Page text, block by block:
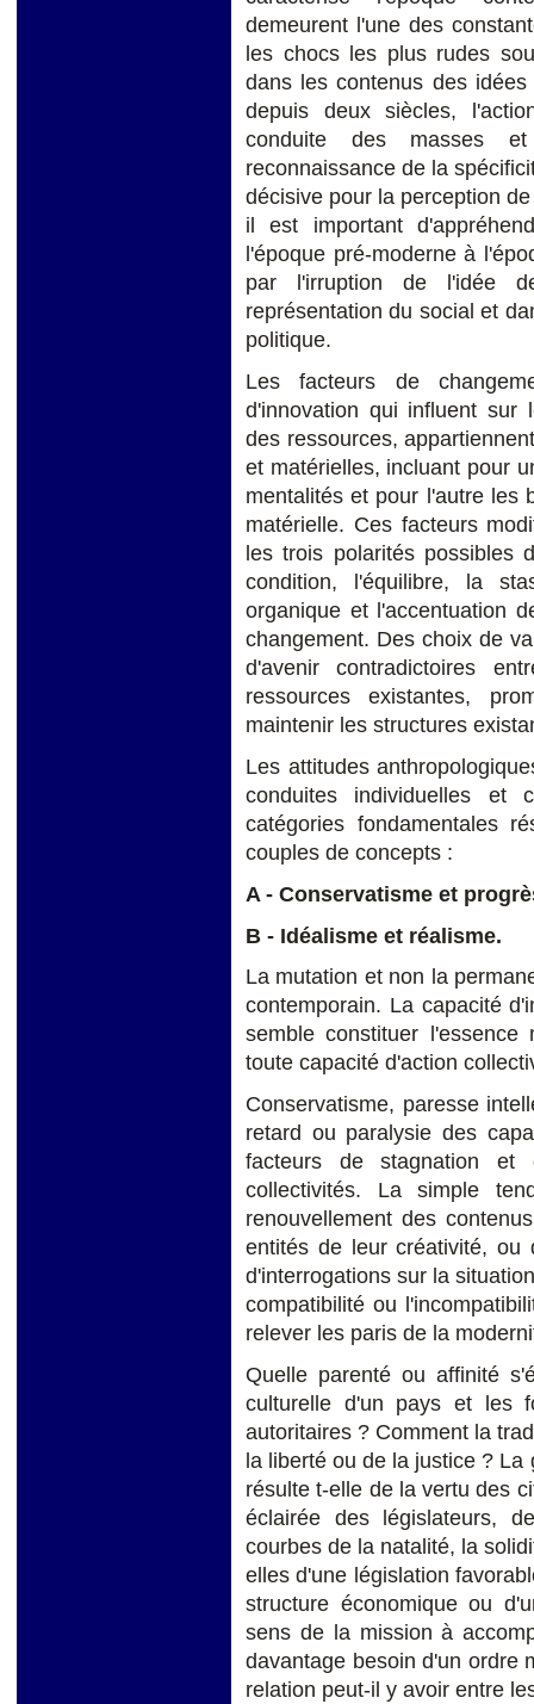
demeurent l'une des
les chocs les plus rudes
dans les contenus des
depuis deux siècles,
conduite des masses
reconnaissance de la
décisive pour la perception
il est important
l'époque pré-moderne à
par l'irruption de l'idée
représentation du social et
politique.
Les facteurs de
d'innovation qui influent sur
des ressources,
et matérielles, incluant pour
mentalités et pour l'autre les
matérielle. Ces facteurs
les trois polarités possibles
condition, l'équilibre, la
organique et l'accentuation
changement. Des choix de
d'avenir contradictoires
ressources existantes,
maintenir les structures
Les attitudes
conduites individuelles et
catégories fondamentales
couples de concepts :
A - Conservatisme et
B - Idéalisme et réalisme.
La mutation et non la
contemporain. La capacité
semble constituer
toute capacité d'action
Conservatisme, paresse
retard ou paralysie des
facteurs de stagnation
collectivités. La simple
renouvellement des
entités de leur créativité, ou
d'interrogations sur la
compatibilité ou
relever les paris de la
Quelle parenté ou affinité
culturelle d'un pays et les
autoritaires ? Comment la
la liberté ou de la justice ?
résulte t-elle de la vertu des
éclairée des législateurs,
courbes de la natalité, la
elles d'une législation
structure économique ou
sens de la mission à
davantage besoin d'un ordre
relation peut-il y avoir entre